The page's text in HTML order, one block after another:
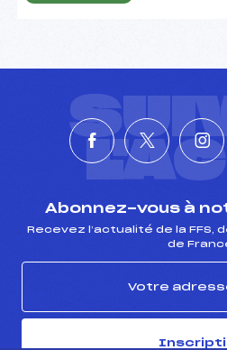
Abonnez-vous à
Recevez l’actualité de la FFS,
de